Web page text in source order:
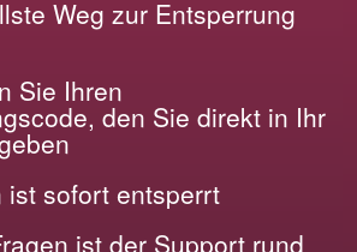
Weg zur Entsperrung
Sie Ihren
den Sie direkt in Ihr
ist sofort entsperrt
ist der Support rund